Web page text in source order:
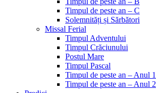
Timpul de peste an – C
Solemnități și Sărbători
Missal Ferial
Timpul Adventului
Timpul Crăciunului
Postul Mare
Timpul Pascal
Timpul de peste an – Anul 1
Timpul de peste an – Anul 2